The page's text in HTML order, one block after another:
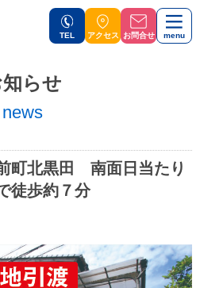
TEL アクセス お問合せ menu
知らせ
news
町北黒田 南面日当たり
徒歩約７分